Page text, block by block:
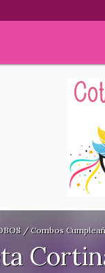
/ Combos